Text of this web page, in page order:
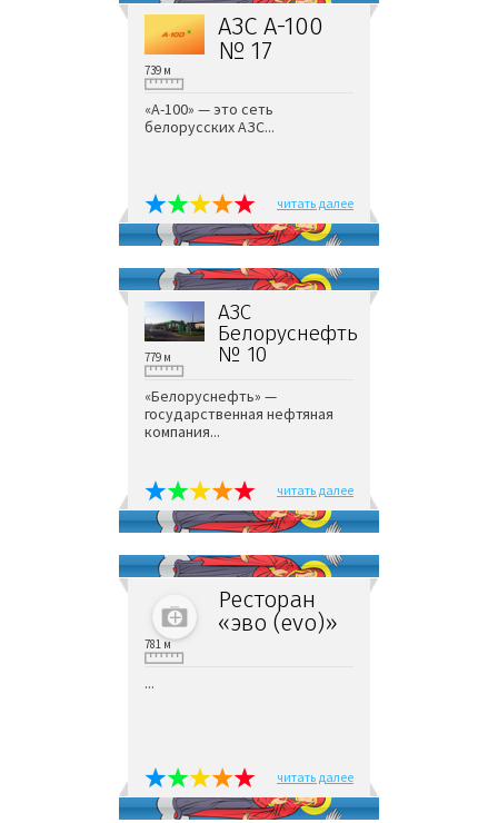
АЗС А-100
№ 17
739 м
«А-100» — это сеть
белорусских АЗС...
читать далее
АЗС
Белоруснефть
№ 10
779 м
«Белоруснефть» —
государственная нефтяная
компания...
читать далее
Ресторан
«эво (evo)»
781 м
...
читать далее